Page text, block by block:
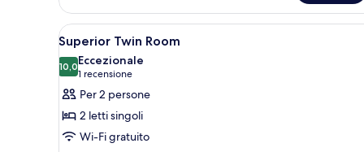
Executive
con
2
letti
singoli
Apri
tutte
le
foto
per
Superior
Twin
Biancheria da letto di alta
3
Superior Twin Room
10,010,0 su 10
Eccezionale
1 recensione
(1
recensione)
Per 2 persone
2 letti singoli
Wi-Fi gratuito